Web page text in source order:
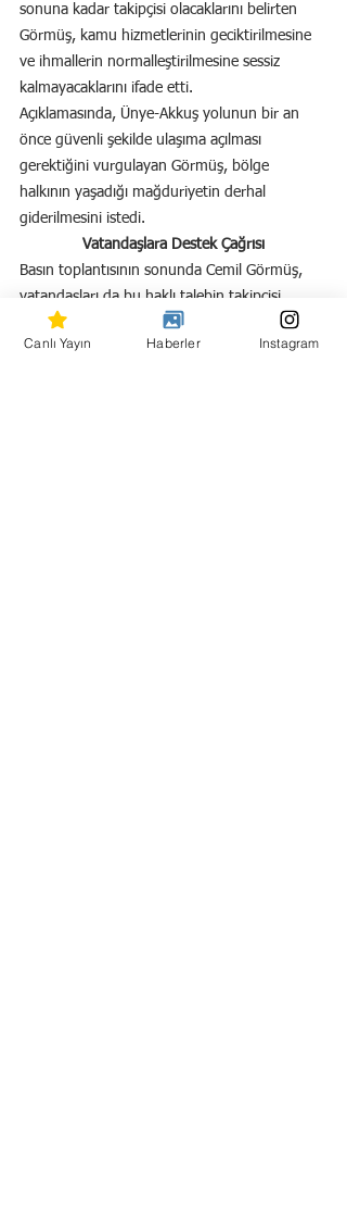
sonuna kadar takipçisi olacaklarını belirten
Görmüş, kamu hizmetlerinin geciktirilmesine
ve ihmallerin normalleştirilmesine sessiz
kalmayacaklarını ifade etti.
Açıklamasında, Ünye-Akkuş yolunun bir an
önce güvenli şekilde ulaşıma açılması
gerektiğini vurgulayan Görmüş, bölge
halkının yaşadığı mağduriyetin derhal
giderilmesini istedi.
Vatandaşlara Destek Çağrısı
Basın toplantısının sonunda Cemil Görmüş,
vatandaşları da bu haklı talebin takipçisi
olmaya davet ederek, yetkilileri görevlerini
gecikmeden yerine getirmeye çağırdı.
Canlı Yayın Haberler Instagram